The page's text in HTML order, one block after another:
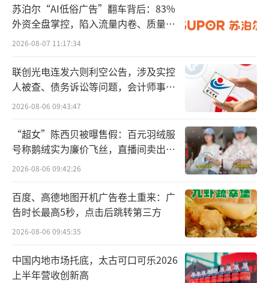
苏泊尔“AI低俗广告”翻车背后：83%
外资全盘掌控，陷入流量内卷、质量频
发的负循环
2026-08-07 11:17:34
联创光电连发六则利空公告，涉及实控
人被查、债务诉讼等问题，会计师事务
所曾出具“保留意见”
2026-08-06 09:43:47
“超女”陈西贝被曝售假：百元羽绒服
号称鹅绒实为廉价飞丝，直播间卖出超
百万元
2026-08-06 09:42:26
百度、高德地图开机广告卷土重来：广
告时长最高5秒，点击后跳转第三方
2026-08-06 09:45:35
中国内地市场托底，太古可口可乐2026
上半年营收创新高